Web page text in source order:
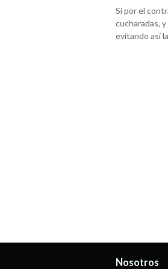
Si por el
cucharadas,
evitando así
Nosotros